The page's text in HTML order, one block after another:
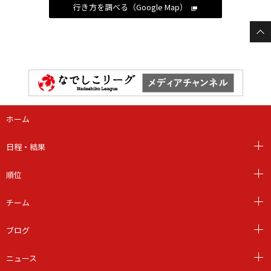
行き方を調べる（Google Map）
ホーム
日程・結果
順位
チーム
ブログ
ニュース